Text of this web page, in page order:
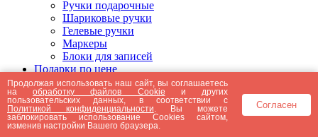
Ручки подарочные
Шариковые ручки
Гелевые ручки
Маркеры
Блоки для записей
Подарки по цене
Подарки от 5000 рублей
Подарки до 5000 рублей
Подарки до 3000 рублей
Подарки до 2000 рублей
Подарки до 1000 рублей
Продолжая использовать наш сайт, вы соглашаетесь
наобработку файлов Cookie и других
пользовательских данных, в соответствии с
Политикой конфиденциальности . Вы можете
заблокировать использование Cookies сайтом,
изменив настройки Вашего браузера.
Согласен